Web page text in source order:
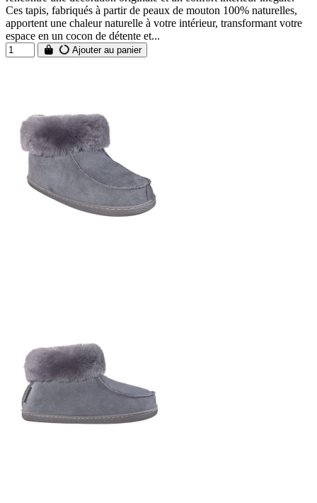
Ces tapis, fabriqués à partir de peaux de mouton 100% naturelles,
apportent une chaleur naturelle à votre intérieur, transformant votre
espace en un cocon de détente et...
Ajouter au panier